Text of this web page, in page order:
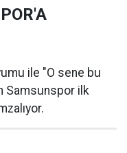
ile "O sene bu
Samsunspor ilk